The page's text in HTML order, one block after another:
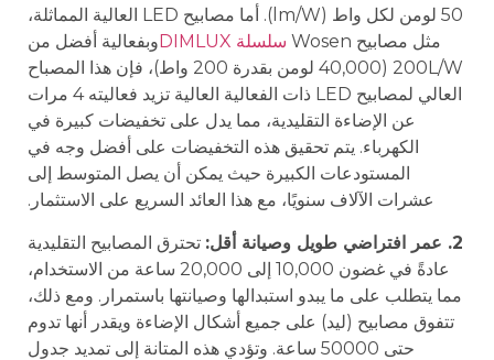
50 لومن لكل واط (lm/W). أما مصابيح LED العالية المماثلة،
مثل مصابيح Wosen
سلسلة DIMLUX
وبفعالية أفضل من
200L/W (40,000 لومن بقدرة 200 واط)، فإن هذا المصباح
العالي لمصابيح LED ذات الفعالية العالية تزيد فعاليته 4 مرات
عن الإضاءة التقليدية، مما يدل على تخفيضات كبيرة في
الكهرباء. يتم تحقيق هذه التخفيضات على أفضل وجه في
المستودعات الكبيرة حيث يمكن أن يصل المتوسط إلى
عشرات الآلاف سنويًا، مع هذا العائد السريع على الاستثمار.
2. عمر افتراضي طويل وصيانة أقل:
تحترق المصابيح التقليدية
عادةً في غضون 10,000 إلى 20,000 ساعة من الاستخدام،
مما يتطلب على ما يبدو استبدالها وصيانتها باستمرار. ومع ذلك،
تتفوق مصابيح (ليد) على جميع أشكال الإضاءة ويقدر أنها تدوم
حتى 50000 ساعة. وتؤدي هذه المتانة إلى تمديد جدول